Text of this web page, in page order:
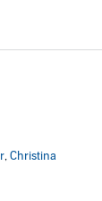
,Christina